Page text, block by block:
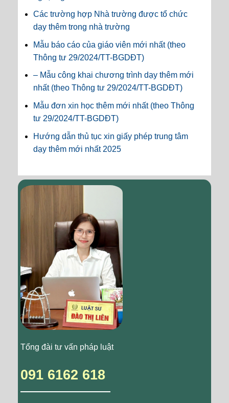
Các trường hợp Nhà trường được tổ chức
dạy thêm trong nhà trường
Mẫu báo cáo của giáo viên mới nhất (theo
Thông tư 29/2024/TT-BGDĐT)
– Mẫu công khai chương trình dạy thêm mới
nhất (theo Thông tư 29/2024/TT-BGDĐT)
Mẫu đơn xin học thêm mới nhất (theo Thông
tư 29/2024/TT-BGDĐT)
Hướng dẫn thủ tục xin giấy phép trung tâm
dạy thêm mới nhất 2025
Tổng đài tư vấn pháp luật
091 6162 618